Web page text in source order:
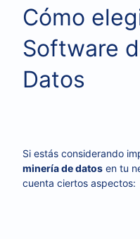
Cómo
Software
Datos
Si estás considerando
minería de datos en tu
cuenta ciertos aspectos: